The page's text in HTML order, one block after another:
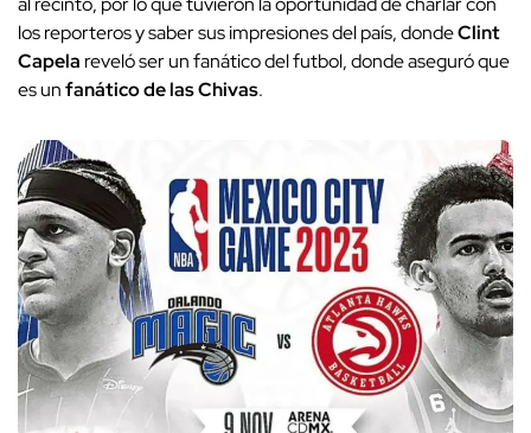
los reporteros y saber sus impresiones del país, dondeClint
Capela reveló ser un fanático del futbol, donde aseguró que
es unfanático de las Chivas.